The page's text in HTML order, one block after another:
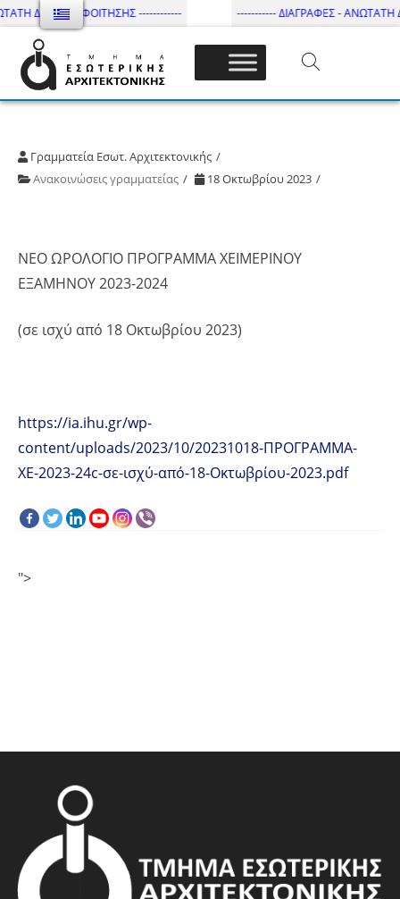
ΔΙΑΡΚΕΙΑ ΦΟΙΤΗΣΗΣ ------------ ----------- ΔΙΑΓΡΑΦΕΣ - ΑΝΩΤΑΤΗ
Τμήμα Εσωτ. Αρχιτεκτονικής – ΔΙ.ΠΑ.Ε
Γραμματεία Εσωτ. Αρχιτεκτονικής
Ανακοινώσεις γραμματείας
18 Οκτωβρίου 2023
ΝΕΟ ΩΡΟΛΟΓΙΟ ΠΡΟΓΡΑΜΜΑ ΧΕΙΜΕΡΙΝΟΥ
ΕΞΑΜΗΝΟΥ 2023-2024
(σε ισχύ από 18 Οκτωβρίου 2023)
https://ia.ihu.gr/wp-
content/uploads/2023/10/20231018-ΠΡΟΓΡΑΜΜΑ-
XΕ-2023-24c-σε-ισχύ-από-18-Οκτωβρίου-2023.pdf
">